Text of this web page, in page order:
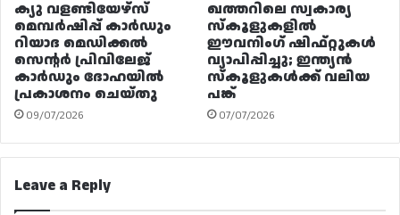
ക്യു വളണ്ടിയേഴ്‌സ്
മെമ്പർഷിപ്പ് കാർഡും
റിയാദ മെഡിക്കൽ
സെന്റർ പ്രിവിലേജ്
കാർഡും ദോഹയിൽ
പ്രകാശനം ചെയ്തു
09/07/2026
ഖത്തറിലെ സ്വകാര്യ
സ്കൂളുകളിൽ
ഈവനിംഗ് ഷിഫ്റ്റുകൾ
വ്യാപിപ്പിച്ചു; ഇന്ത്യൻ
സ്കൂളുകൾക്ക് വലിയ
പങ്ക്
07/07/2026
Leave a Reply